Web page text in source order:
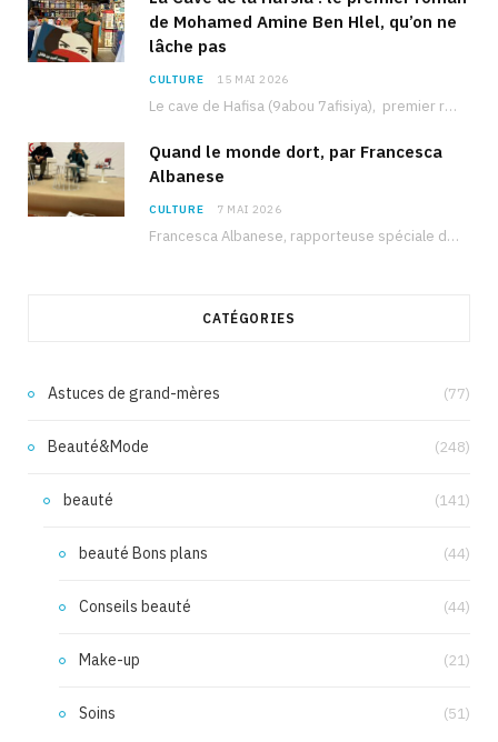
de Mohamed Amine Ben Hlel, qu’on ne
lâche pas
CULTURE 15 MAI 2026
Le cave de Hafisa (9abou 7afisiya), premier roman du journaliste tunisien Mohamed Amine Ben Hlel,…
Quand le monde dort, par Francesca
Albanese
CULTURE 7 MAI 2026
Francesca Albanese, rapporteuse spéciale de l’ONU sur les territoires palestiniens occupés, était à Tunis pour…
CATÉGORIES
Astuces de grand-mères (77)
Beauté&Mode (248)
beauté (141)
beauté Bons plans (44)
Conseils beauté (44)
Make-up (21)
Soins (51)